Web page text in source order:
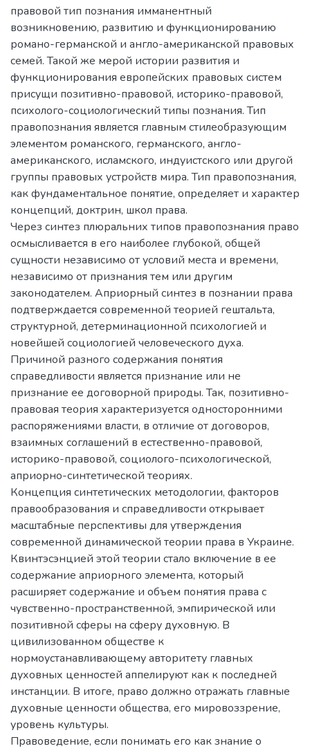
правовой тип познания имманентный
возникновению, развитию и функционированию
романо-германской и англо-американской правовых
семей. Такой же мерой истории развития и
функционирования европейских правовых систем
присущи позитивно-правовой, историко-правовой,
психолого-социологический типы познания. Тип
правопознания является главным стилеобразующим
элементом романского, германского, англо-
американского, исламского, индуистского или другой
группы правовых устройств мира. Тип правопознания,
как фундаментальное понятие, определяет и характер
концепций, доктрин, школ права.
Через синтез плюральних типов правопознания право
осмысливается в его наиболее глубокой, общей
сущности независимо от условий места и времени,
независимо от признания тем или другим
законодателем. Априорный синтез в познании права
подтверждается современной теорией гештальта,
структурной, детерминационной психологией и
новейшей социологией человеческого духа.
Причиной разного содержания понятия
справедливости является признание или не
признание ее договорной природы. Так, позитивно-
правовая теория характеризуется односторонними
распоряжениями власти, в отличие от договоров,
взаимных соглашений в естественно-правовой,
историко-правовой, социолого-психологической,
априорно-синтетической теориях.
Концепция синтетических методологии, факторов
правообразования и справедливости открывает
масштабные перспективы для утверждения
современной динамической теории права в Украине.
Квинтэсэнцией этой теории стало включение в ее
содержание априорного элемента, который
расширяет содержание и объем понятия права с
чувственно-пространственной, эмпирической или
позитивной сферы на сферу духовную. В
цивилизованном обществе к
нормоустанавливающему авторитету главных
духовных ценностей аппелируют как к последней
инстанции. В итоге, право должно отражать главные
духовные ценности общества, его мировоззрение,
уровень культуры.
Правоведение, если понимать его как знание о